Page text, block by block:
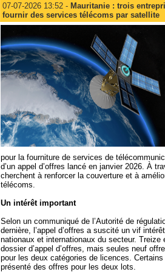
07-07-2026 13:52 - Mauritanie : trois
fournir des services télécoms par satellite
pour la fourniture de services de
d’un appel d’offres lancé en janvier 2026. À
cherchent à renforcer la couverture et à
télécoms.
Un intérêt important
Selon un communiqué de l’Autorité de
dernière, l’appel d’offres a suscité un vif
nationaux et internationaux du secteur. Treize
dossier d’appel d’offres, mais seules neuf
pour les deux catégories de licences. Certains
présenté des offres pour les deux lots.